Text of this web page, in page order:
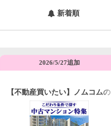
新着順
2026/5/27追加
【不動産買いたい】ノムコムの
資料請求